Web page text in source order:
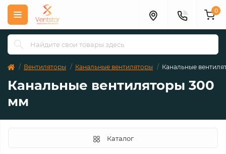
0
Вентиляторы Канальные вентиляторы Канальные
Канальные вентиляторы 300
мм
Каталог